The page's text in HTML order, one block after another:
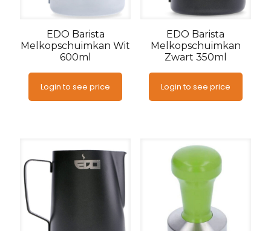
EDO Barista
Melkopschuimkan Wit
600ml
Login to see price
EDO Barista
Melkopschuimkan
Zwart 350ml
Login to see price